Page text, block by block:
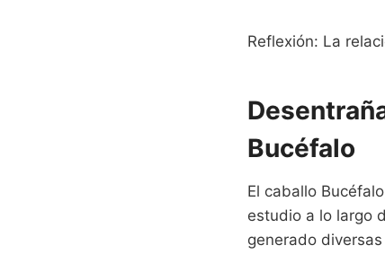
Reflexión: La
Bucéfalo
El caballo
estudio a lo largo
generado